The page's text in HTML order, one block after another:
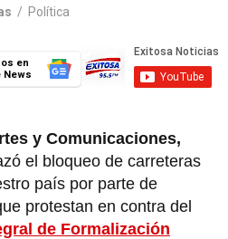
/ Política
en
News
y Comunicaciones,
el bloqueo de carreteras
país por parte de
protestan en contra del
de Formalización